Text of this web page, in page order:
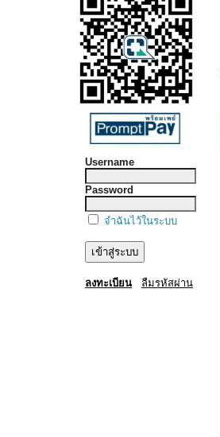
Username
Password
จำฉันไว้ในระบบ
ลงทะเบียน ลืมรหัสผ่าน